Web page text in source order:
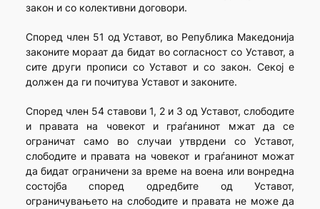
закон и со колективни договори.
Според член 51 од Уставот, во Република Македонија
законите мораат да бидат во согласност со Уставот, а
сите други прописи со Уставот и со закон. Секој е
должен да ги почитува Уставот и законите.
Според член 54 ставови 1, 2 и 3 од Уставот, слободите
и правата на човекот и граѓанинот мжат да се
ограничат само во случаи утврдени со Уставот,
слободите и правата на човекот и граѓанинот можат
да бидат ограничени за време на воена или вонредна
состојба според одредбите од Уставот,
ограничувањето на слободите и правата не може да